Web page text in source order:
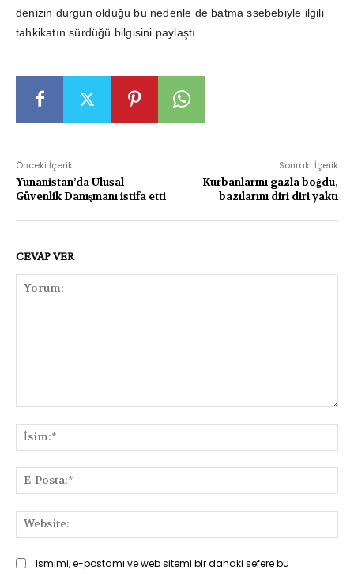
denizin durgun olduğu bu nedenle de batma ssebebiyle ilgili
tahkikatın sürdüğü bilgisini paylaştı.
Önceki İçerik
Yunanistan’da Ulusal
Güvenlik Danışmanı istifa etti
Sonraki İçerik
Kurbanlarını gazla boğdu,
bazılarını diri diri yaktı
CEVAP VER
Ismimi, e-postamı ve web sitemi bir dahaki sefere bu